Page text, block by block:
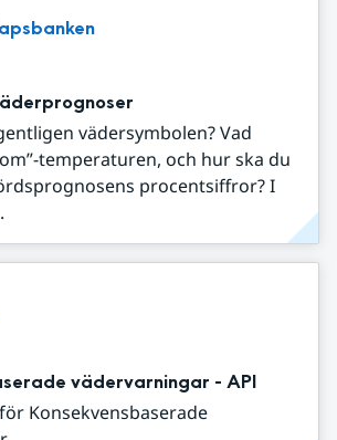
vädersymbolen? Vad
temperaturen, och hur ska du
procentsiffror? I
vädervarningar - API
Konsekvensbaserade